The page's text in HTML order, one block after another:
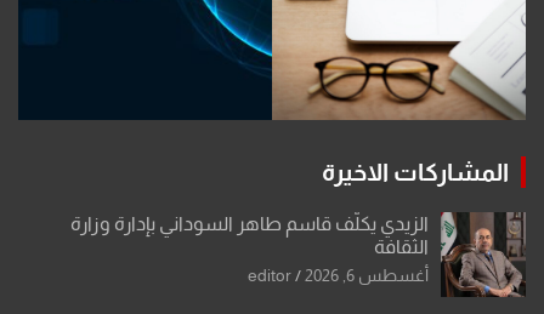
المشاركات الاخيرة
الزيدي يكلّف قاسم طاهر السوداني بإدارة وزارة
الثقافة
أغسطس 6, 2026 editor